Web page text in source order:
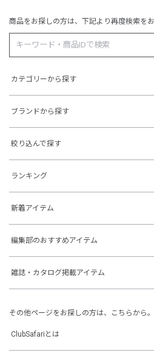
商品をお探しの方は、下記より再度検索をお
カテゴリーから探す
ブランドから探す
絞り込んで探す
ランキング
新着アイテム
編集部のおすすめアイテム
雑誌・カタログ掲載アイテム
その他ページをお探しの方は、こちらから。
ClubSafariとは